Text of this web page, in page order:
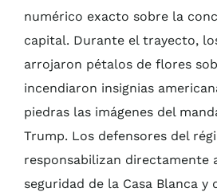
numérico exacto sobre la
capital. Durante el trayecto,
arrojaron pétalos de flores
incendiaron insignias
piedras las imágenes del
Trump. Los defensores del
responsabilizan directamente
seguridad de la Casa Blanca y